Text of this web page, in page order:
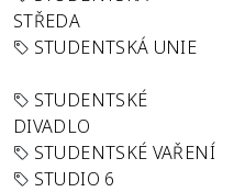
STŘEDA
STUDENTSKÁ UNIE
STUDENTSKÉ
DIVADLO
STUDENTSKÉ VAŘENÍ
STUDIO 6